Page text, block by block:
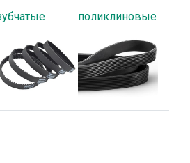
поликлиновые